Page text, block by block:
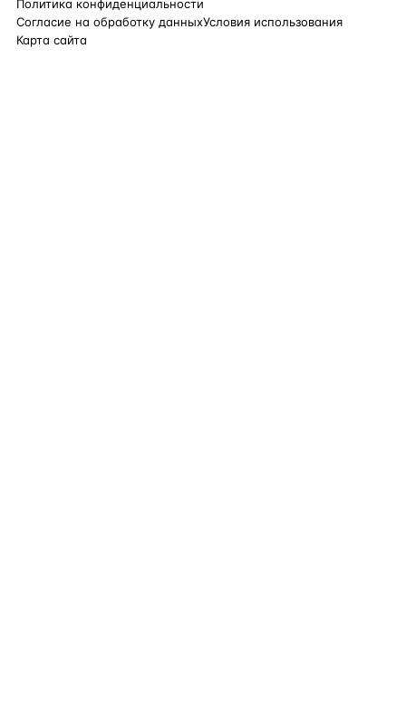
Политика конфиденциальности
Согласие на обработку данныхУсловия использования
Карта сайта